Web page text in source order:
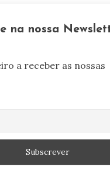
na nossa
a receber as nossas